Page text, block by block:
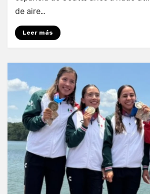
de aire…
Leer más